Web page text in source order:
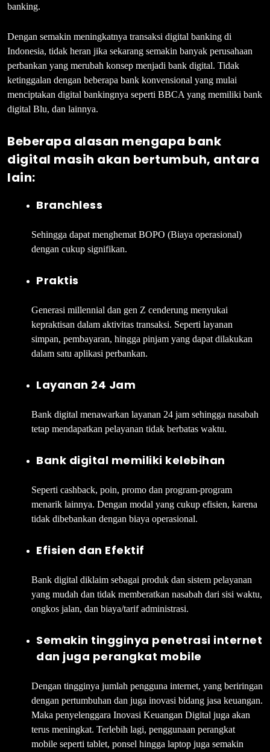
banking.
Dengan semakin meningkatnya transaksi digital banking di
Indonesia, tidak heran jika sekarang semakin banyak perusahaan
perbankan yang merubah konsep menjadi bank digital. Tidak
ketinggalan dengan beberapa bank konvensional yang mulai
menciptakan digital bankingnya seperti BBCA yang memiliki bank
digital Blu, dan lainnya.
Beberapa alasan mengapa bank
digital masih akan bertumbuh, antara
lain:
Branchless
Sehingga dapat menghemat BOPO (Biaya operasional)
dengan cukup signifikan.
Praktis
Generasi millennial dan gen Z cenderung menyukai
kepraktisan dalam aktivitas transaksi. Seperti layanan
simpan, pembayaran, hingga pinjam yang dapat dilakukan
dalam satu aplikasi perbankan.
Layanan 24 Jam
Bank digital menawarkan layanan 24 jam sehingga nasabah
tetap mendapatkan pelayanan tidak berbatas waktu.
Bank digital memiliki kelebihan
Seperti cashback, poin, promo dan program-program
menarik lainnya. Dengan modal yang cukup efisien, karena
tidak dibebankan dengan biaya operasional.
Efisien dan Efektif
Bank digital diklaim sebagai produk dan sistem pelayanan
yang mudah dan tidak memberatkan nasabah dari sisi waktu,
ongkos jalan, dan biaya/tarif administrasi.
Semakin tingginya penetrasi internet
dan juga perangkat mobile
Dengan tingginya jumlah pengguna internet, yang beriringan
dengan pertumbuhan dan juga inovasi bidang jasa keuangan.
Maka penyelenggara Inovasi Keuangan Digital juga akan
terus meningkat. Terlebih lagi, penggunaan perangkat
mobile seperti tablet, ponsel hingga laptop juga semakin